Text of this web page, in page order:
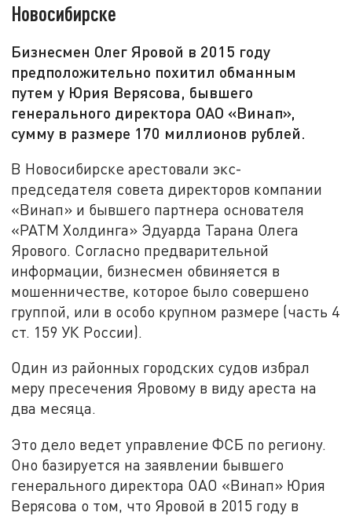
Новосибирске
Бизнесмен Олег Яровой в 2015 году
предположительно похитил обманным
путем у Юрия Верясова, бывшего
генерального директора ОАО «Винап»,
сумму в размере 170 миллионов рублей.
В Новосибирске арестовали экс-
председателя совета директоров компании
«Винап» и бывшего партнера основателя
«РАТМ Холдинга» Эдуарда Тарана Олега
Ярового. Согласно предварительной
информации, бизнесмен обвиняется в
мошенничестве, которое было совершено
группой, или в особо крупном размере (часть 4
ст. 159 УК России).
Один из районных городских судов избрал
меру пресечения Яровому в виду ареста на
два месяца.
Это дело ведет управление ФСБ по региону.
Оно базируется на заявлении бывшего
генерального директора ОАО «Винап» Юрия
Верясова о том, что Яровой в 2015 году в